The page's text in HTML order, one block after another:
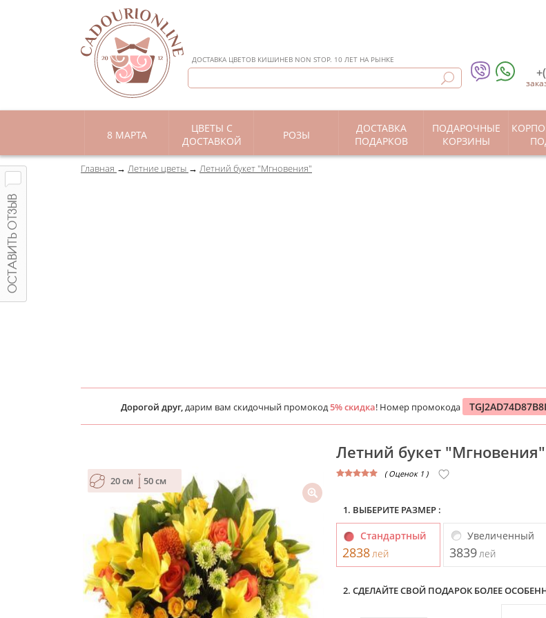
ДОСТАВКА ЦВЕТОВ КИШИНЕВ NON STOP. 10 ЛЕТ НА РЫНКЕ
8 МАРТА
ЦВЕТЫ С
ДОСТАВКОЙ
РОЗЫ
ДОСТАВКА
ПОДАРКОВ
ПОДАРОЧНЫЕ
КОРЗИНЫ
Главная Летние цветы Летний букет "Мгновения"
Дорогой друг,дарим вам скидочный промокод5% скидка! Номер промокода
20 см 50 см
Летний букет "Мгновения"
( Оценок 1 )
1. ВЫБЕРИТЕ РАЗМЕР :
Стандартный
2838 лей
Увеличенный
3839 лей
2. СДЕЛАЙТЕ СВОЙ ПОДАРОК БОЛЕЕ